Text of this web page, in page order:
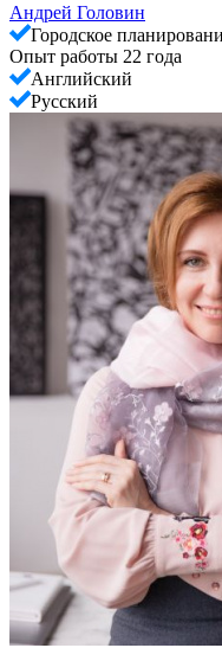
Андрей Головин
Городское
Опыт работы 22 года
Английский
Русский